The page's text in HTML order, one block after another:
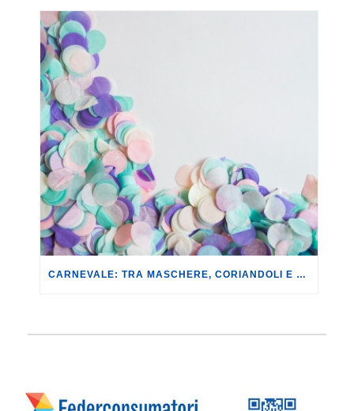
CARNEVALE: TRA MASCHERE, CORIANDOLI E DOLCI TIPICI, I COSTI AUMENTANO MEDIAMENTE DEL +5% RISPETTO ALLO SCORSO ANNO.